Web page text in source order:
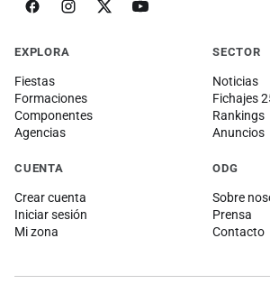
EXPLORA
Fiestas
Formaciones
Componentes
Agencias
SECTOR
Noticias
Fichajes
Rankings
Anuncios
CUENTA
Crear cuenta
Iniciar sesión
Mi zona
ODG
Sobre
Prensa
Contacto